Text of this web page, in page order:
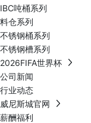
IBC吨桶系列
料仓系列
不锈钢桶系列
不锈钢槽系列
2026FIFA世界杯
公司新闻
行业动态
威尼斯城官网
薪酬福利